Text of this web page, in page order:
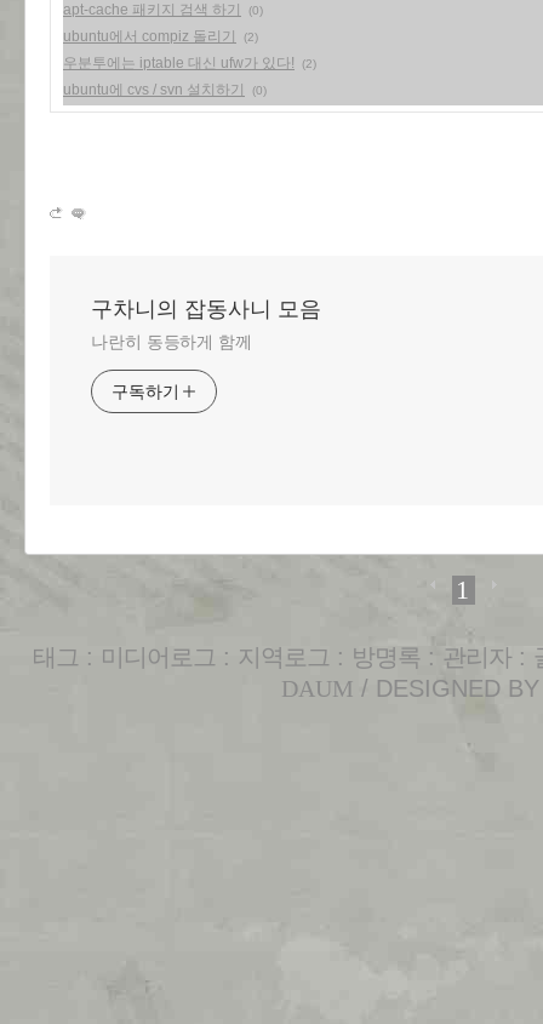
apt-cache 패키지 검색 하기 (0)
ubuntu에서 compiz 돌리기 (2)
우분투에는 iptable 대신 ufw가 있다! (2)
ubuntu에 cvs / svn 설치하기 (0)
구차니의 잡동사니 모음
나란히 동등하게 함께
구독하기
1
태그 : 미디어로그 : 지역로그 : 방명록 : 관리자 :
DAUM / DESIGNED